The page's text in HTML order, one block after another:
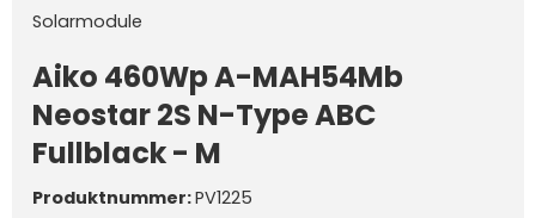
Solarmodule
Aiko 460Wp A-MAH54Mb
Neostar 2S N-Type ABC
Fullblack - M
Produktnummer:PV1225